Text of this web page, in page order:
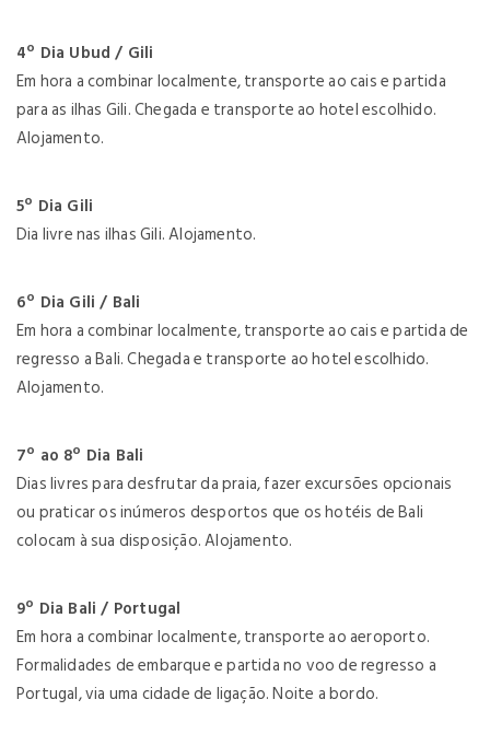
4º Dia Ubud / Gili
Em hora a combinar localmente, transporte ao cais e partida
para as ilhas Gili. Chegada e transporte ao hotel escolhido.
Alojamento.
5º Dia Gili
Dia livre nas ilhas Gili. Alojamento.
6º Dia Gili / Bali
Em hora a combinar localmente, transporte ao cais e partida de
regresso a Bali. Chegada e transporte ao hotel escolhido.
Alojamento.
7º ao 8º Dia Bali
Dias livres para desfrutar da praia, fazer excursões opcionais
ou praticar os inúmeros desportos que os hotéis de Bali
colocam à sua disposição. Alojamento.
9º Dia Bali / Portugal
Em hora a combinar localmente, transporte ao aeroporto.
Formalidades de embarque e partida no voo de regresso a
Portugal, via uma cidade de ligação. Noite a bordo.